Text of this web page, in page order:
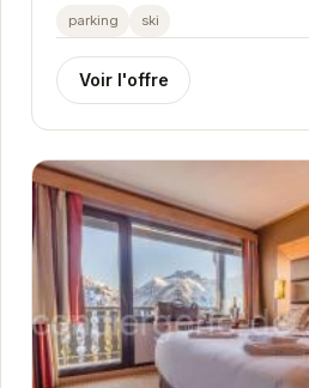
ses équipements modernes,
parking ski
Voir l'offre